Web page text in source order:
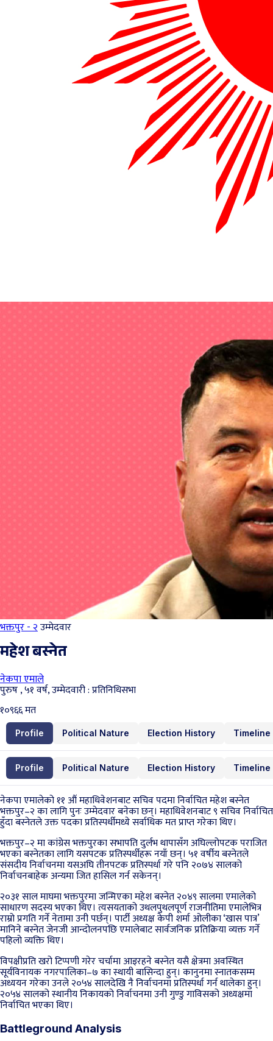
भक्तपुर - २उम्मेदवार
महेश बस्नेत
नेकपा एमाले
पुरुष , ५१ वर्ष, उम्मेदवारी : प्रतिनिधिसभा
१०९६६मत
Profile Political Nature Election History Timeline
Profile Political Nature Election History Timeline
नेकपा एमालेको ११ औं महाधिवेशनबाट सचिव पदमा निर्वाचित महेश बस्नेत
भक्तपुर–२ का लागि पुनः उम्मेदवार बनेका छन्। महाधिवेशनबाट ९ सचिव निर्वाचित
हुँदा बस्नेतले उक्त पदका प्रतिस्पर्धीमध्ये सर्वाधिक मत प्राप्त गरेका थिए।
भक्तपुर–२ मा कांग्रेस भक्तपुरका सभापति दुर्लभ थापासँग अघिल्लोपटक पराजित
भएका बस्नेतका लागि यसपटक प्रतिस्पर्धीहरू नयाँ छन्। ५१ वर्षीय बस्नेतले
संसदीय निर्वाचनमा यसअघि तीनपटक प्रतिस्पर्धा गरे पनि २०७४ सालको
निर्वाचनबाहेक अन्यमा जित हासिल गर्न सकेनन्।
२०३१ साल माघमा भक्तपुरमा जन्मिएका महेश बस्नेत २०४९ सालमा एमालेको
साधारण सदस्य भएका थिए। त्यसयताको उथलपुथलपूर्ण राजनीतिमा एमालेभित्र
राम्रो प्रगति गर्ने नेतामा उनी पर्छन्। पार्टी अध्यक्ष केपी शर्मा ओलीका ‘खास पात्र’
मानिने बस्नेत जेनजी आन्दोलनपछि एमालेबाट सार्वजनिक प्रतिक्रिया व्यक्त गर्ने
पहिलो व्यक्ति थिए।
विपक्षीप्रति खरो टिप्पणी गरेर चर्चामा आइरहने बस्नेत यसै क्षेत्रमा अवस्थित
सूर्यविनायक नगरपालिका–७ का स्थायी बासिन्दा हुन्। कानुनमा स्नातकसम्म
अध्ययन गरेका उनले २०५४ सालदेखि नै निर्वाचनमा प्रतिस्पर्धा गर्न थालेका हुन्।
२०५४ सालको स्थानीय निकायको निर्वाचनमा उनी गुण्डु गाविसको अध्यक्षमा
निर्वाचित भएका थिए।
Battleground Analysis